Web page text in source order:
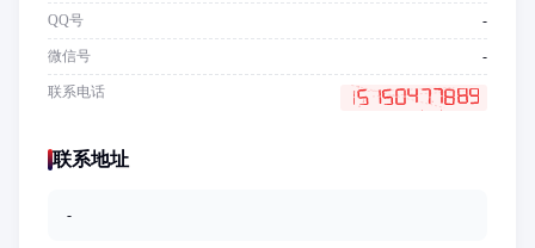
QQ号 -
微信号 -
联系电话
联系地址
-